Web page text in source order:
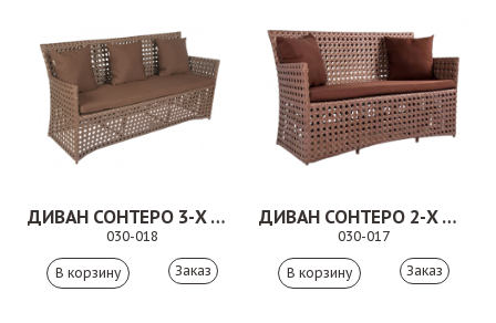
ДИВАН СОНТЕРО 3-Х МЕСТНЫЙ
030-018
Заказ
ДИВАН СОНТЕРО 2-Х МЕСТНЫЙ
030-017
Заказ